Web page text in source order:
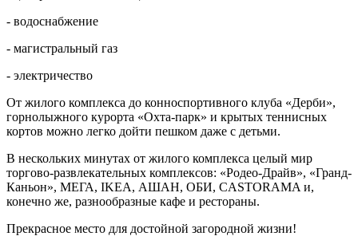
- водоснабжение
- магистральный газ
- электричество
От жилого комплекса до конноспортивного клуба «Дерби»,
горнолыжного курорта «Охта-парк» и крытых теннисных
кортов можно легко дойти пешком даже с детьми.
В нескольких минутах от жилого комплекса целый мир
торгово-развлекательных комплексов: «Родео-Драйв», «Гранд-
Каньон», МЕГА, IKEA, АШАН, ОБИ, CASTORAMA и,
конечно же, разнообразные кафе и рестораны.
Прекрасное место для достойной загородной жизни!